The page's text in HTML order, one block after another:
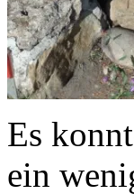
Es
ein